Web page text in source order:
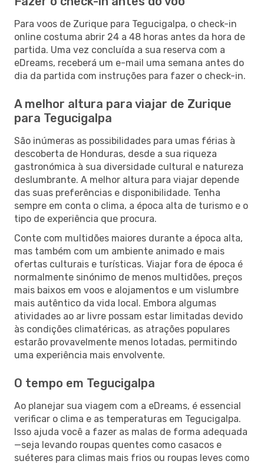
Para voos de Zurique para Tegucigalpa, o check-in
online costuma abrir 24 a 48 horas antes da hora de
partida. Uma vez concluída a sua reserva com a
eDreams, receberá um e-mail uma semana antes do
dia da partida com instruções para fazer o check-in.
A melhor altura para viajar de Zurique
para Tegucigalpa
São inúmeras as possibilidades para umas férias à
descoberta de Honduras, desde a sua riqueza
gastronómica à sua diversidade cultural e natureza
deslumbrante. A melhor altura para viajar depende
das suas preferências e disponibilidade. Tenha
sempre em conta o clima, a época alta de turismo e o
tipo de experiência que procura.
Conte com multidões maiores durante a época alta,
mas também com um ambiente animado e mais
ofertas culturais e turísticas. Viajar fora de época é
normalmente sinónimo de menos multidões, preços
mais baixos em voos e alojamentos e um vislumbre
mais autêntico da vida local. Embora algumas
atividades ao ar livre possam estar limitadas devido
às condições climatéricas, as atrações populares
estarão provavelmente menos lotadas, permitindo
uma experiência mais envolvente.
O tempo em Tegucigalpa
Ao planejar sua viagem com a eDreams, é essencial
verificar o clima e as temperaturas em Tegucigalpa.
Isso ajuda você a fazer as malas de forma adequada
—seja levando roupas quentes como casacos e
suéteres para climas mais frios ou roupas leves como